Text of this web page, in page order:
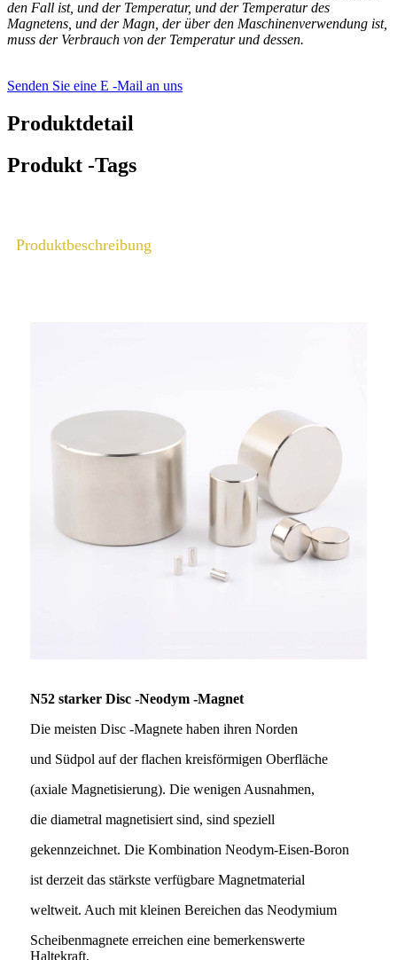
den Fall ist, und der Temperatur, und der Temperatur des
Magnetens, und der Magn, der über den Maschinenverwendung ist,
muss der Verbrauch von der Temperatur und dessen.
Senden Sie eine E -Mail an uns
Produktdetail
Produkt -Tags
Produktbeschreibung
N52 starker Disc -Neodym -Magnet
Die meisten Disc -Magnete haben ihren Norden
und Südpol auf der flachen kreisförmigen Oberfläche
(axiale Magnetisierung). Die wenigen Ausnahmen,
die diametral magnetisiert sind, sind speziell
gekennzeichnet. Die Kombination Neodym-Eisen-Boron
ist derzeit das stärkste verfügbare Magnetmaterial
weltweit. Auch mit kleinen Bereichen das Neodymium
Scheibenmagnete erreichen eine bemerkenswerte
Haltekraft,